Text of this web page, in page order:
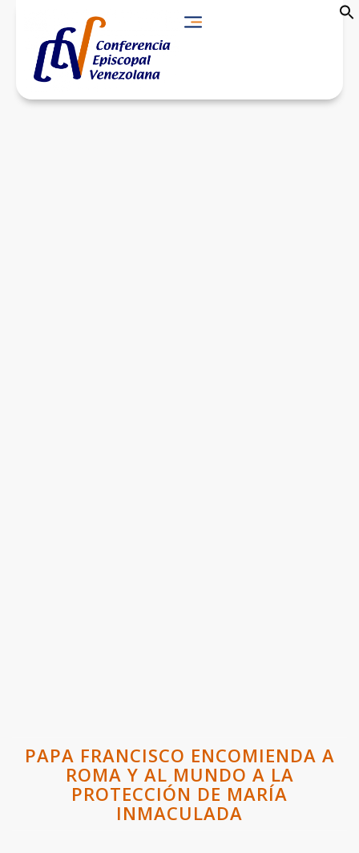
PAPA FRANCISCO ENCOMIENDA A
ROMA Y AL MUNDO A LA
PROTECCIÓN DE MARÍA
INMACULADA